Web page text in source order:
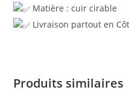
Matière : cuir cirable
Livraison partout en
Produits similaires